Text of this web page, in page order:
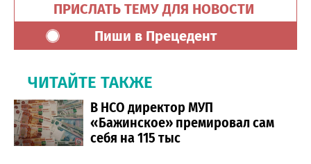
ПРИСЛАТЬ ТЕМУ ДЛЯ НОВОСТИ
Пиши в Прецедент
ЧИТАЙТЕ ТАКЖЕ
В НСО директор МУП
«Бажинское» премировал сам
себя на 115 тыс